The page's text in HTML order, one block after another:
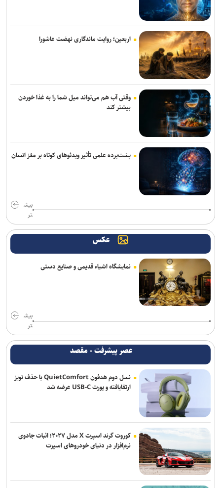
توقیف کامیون با راننده ۸ ساله در اصفهان!
اربعین؛ روایت ماندگاری نهضت عاشورا
وقتی آب هم می‌تواند میل شما را به غذا خوردن
بیشتر کند
پشت‌پرده علمی تأثیر ویدئو‌های کوتاه بر مغز انسان
بیش
تر
عکس
نمایشگاه اشیاء قدیمی و صنایع دستی
بیش
تر
عصر پیشرفت - مقصد
نسل دوم هدفون QuietComfort با حذف نویز
ارتقایافته و پورت USB-C عرضه شد
کوروت گرند اسپرت X مدل ۲۰۲۷؛ اثبات جادوی
نرم‌افزار در دنیای خودروهای اسپرت